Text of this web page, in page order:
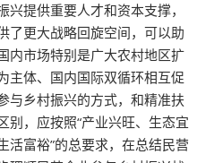
提供重要人才和资本支撑，
了更大战略回旋空间，可以助
内市场特别是广大农村地区扩
主体、国内国际双循环相互促
与乡村振兴的方式，和精准扶
别，应按照“产业兴旺、生态宜
活富裕”的总要求，在总结民营